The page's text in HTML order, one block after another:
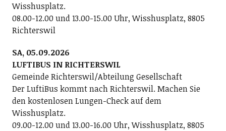
Wisshusplatz.
08.00-12.00 und 13.00-15.00 Uhr, Wisshusplatz, 8805
Richterswil
SA, 05.09.2026
LUFTIBUS IN RICHTERSWIL
Gemeinde Richterswil/Abteilung Gesellschaft
Der LuftiBus kommt nach Richterswil. Machen Sie
den kostenlosen Lungen-Check auf dem
Wisshusplatz.
09.00-12.00 und 13.00-16.00 Uhr, Wisshusplatz, 8805